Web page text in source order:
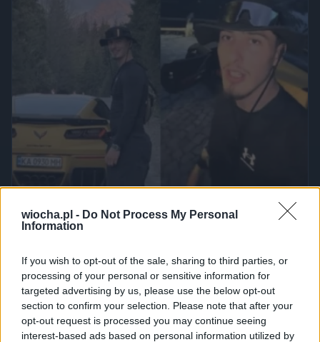
wiocha.pl - Do Not Process My Personal
Information
If you wish to opt-out of the sale, sharing to third parties, or
processing of your personal or sensitive information for
targeted advertising by us, please use the below opt-out
section to confirm your selection. Please note that after your
opt-out request is processed you may continue seeing
interest-based ads based on personal information utilized by
2450 9 Inne